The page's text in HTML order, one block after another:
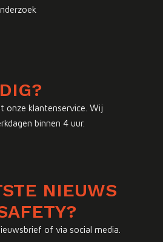
onze klantenservice. Wij
binnen 4 uur.
NIEUWS
of via social media.